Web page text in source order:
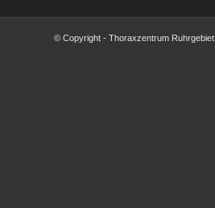
© Copyright - Thoraxzentrum Ruhrgebiet